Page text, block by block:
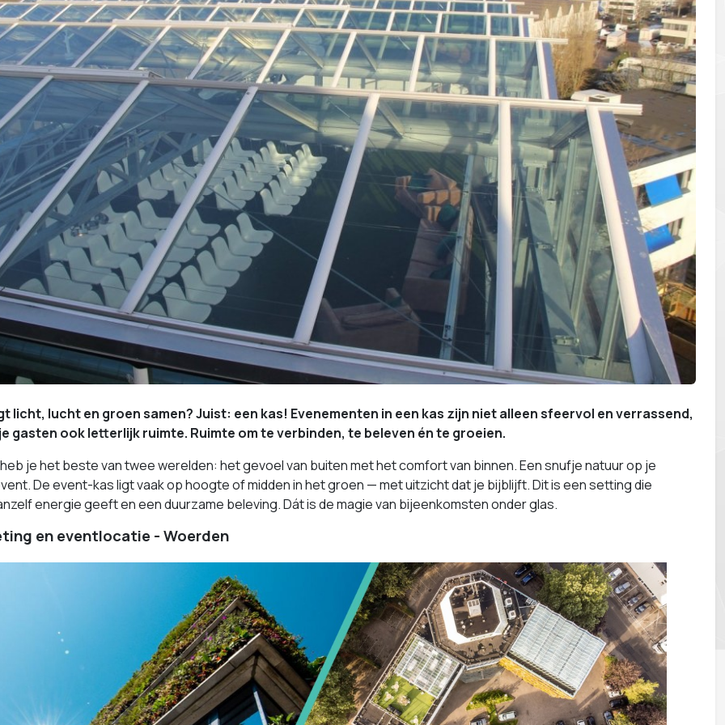
licht, lucht en groen samen? Juist: een kas! Evenementen in een kas zijn niet alleen sfeervol en verrassend,
gasten ook letterlijk ruimte. Ruimte om te verbinden, te beleven én te groeien.
je het beste van twee werelden: het gevoel van buiten met het comfort van binnen. Een snufje natuur op je
De event-kas ligt vaak op hoogte of midden in het groen — met uitzicht dat je bijblijft. Dit is een setting die
energie geeft en een duurzame beleving. Dát is de magie van bijeenkomsten onder glas.
en eventlocatie - Woerden